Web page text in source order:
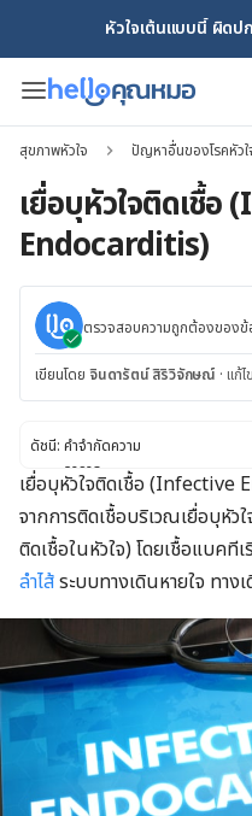
หัวใจเต้นแบบนี้ ผิดป
สุขภาพหัวใจ ปัญหาอื่นของโรคหัว
เยื่อบุหัวใจติดเชื้อ
Endocarditis)
ตรวจสอบความถูกต้องของข้
เขียนโดย จินดารัตน์ สิริวิจักษณ์ · แก้
ดัชนี: คำจำกัดความ
อาการ
สาเหตุ
การวินิจฉัยและการรักษา
การเปลี่ยนไลฟ์สไตล์และการเยียว
เยื่อบุหัวใจติดเชื้อ (Infective
จากการติดเชื้อบริเวณเยื่อบุหัว
ติดเชื้อในหัวใจ) โดยเชื้อแบคที
ลำไส้ระบบทางเดินหายใจ ทาง